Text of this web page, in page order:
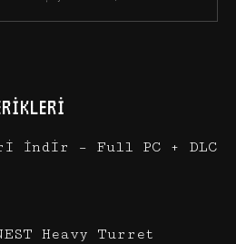
İndir – Full PC + DLC
Heavy Turret